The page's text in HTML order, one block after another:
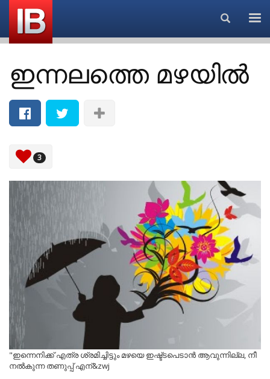
Search...
ഇന്നലത്തെ മഴയില്‍
3
"ഇന്നെനിക്ക് എത്ര ശ്രമിച്ചിട്ടും മഴയെ ഇഷ്ട്ടപെടാന്‍ ആവുന്നില്ല, നീ
നല്‍കുന്ന തണുപ്പ് എന്&zwj